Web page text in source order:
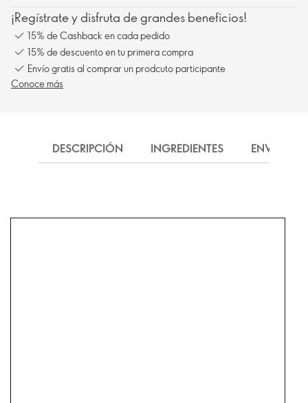
¡Regístrate y disfruta de grandes beneficios!
15% de Cashback en cada pedido
15% de descuento en tu primera compra
Envío gratis al comprar un prodcuto participante
Conoce más
DESCRIPCIÓN INGREDIENTES ENVÍO